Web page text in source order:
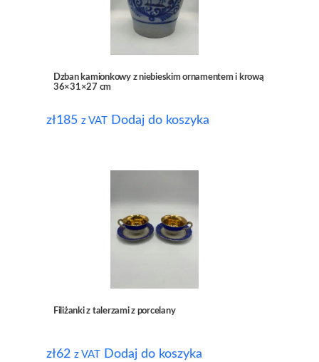
Dzban kamionkowy z niebieskim ornamentem i krową
36×31×27 cm
zł185 z VAT Dodaj do koszyka
Filiżanki z talerzami z porcelany
zł62 z VAT Dodaj do koszyka